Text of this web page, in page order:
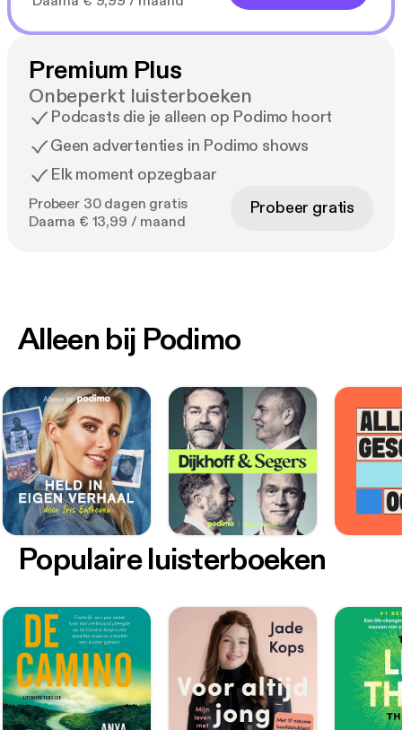
Premium Plus
Onbeperkt luisterboeken
Podcasts die je alleen op Podimo hoort
Geen advertenties in Podimo shows
Elk moment opzegbaar
Probeer 30 dagen gratis
Daarna € 13,99 / maand
Probeer gratis
Alleen bij Podimo
Populaire luisterboeken